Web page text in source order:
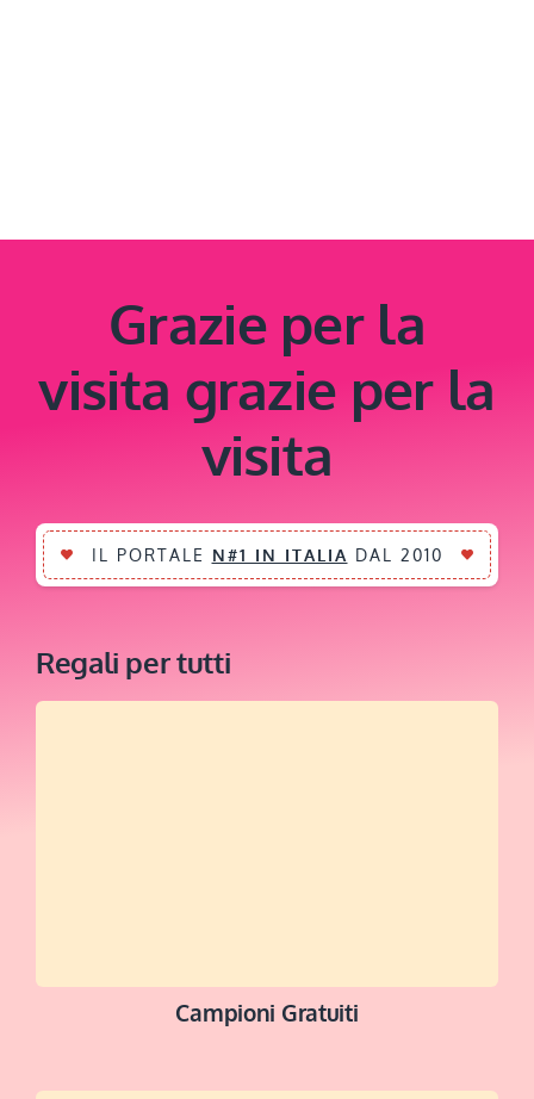
Grazie per la
visita grazie per la
visita
IL PORTALE N#1 IN ITALIA DAL 2010
Regali per tutti
Campioni Gratuiti